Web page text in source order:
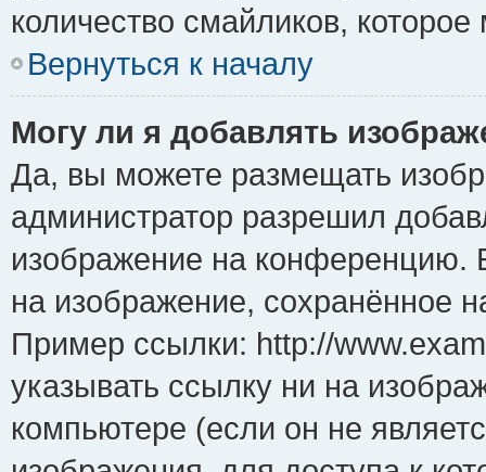
количество смайликов,
Вернуться к началу
Могу ли я добавлять
Да, вы можете размещать
администратор разрешил
изображение на конференцию.
на изображение, сохранённое
Пример ссылки: http://
указывать ссылку ни на
компьютере (если он не